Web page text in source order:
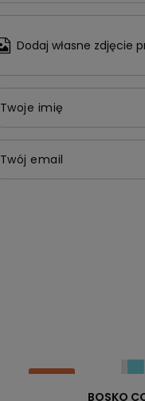
Dodaj własne zdjęcie
Twoje imię
Twój email
Okazja
BOSKO